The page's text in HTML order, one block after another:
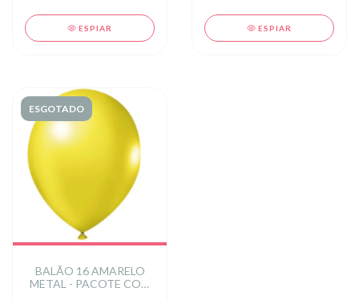
ESPIAR ESPIAR
ESGOTADO
BALÃO 16 AMARELO
METAL - PACOTE COM